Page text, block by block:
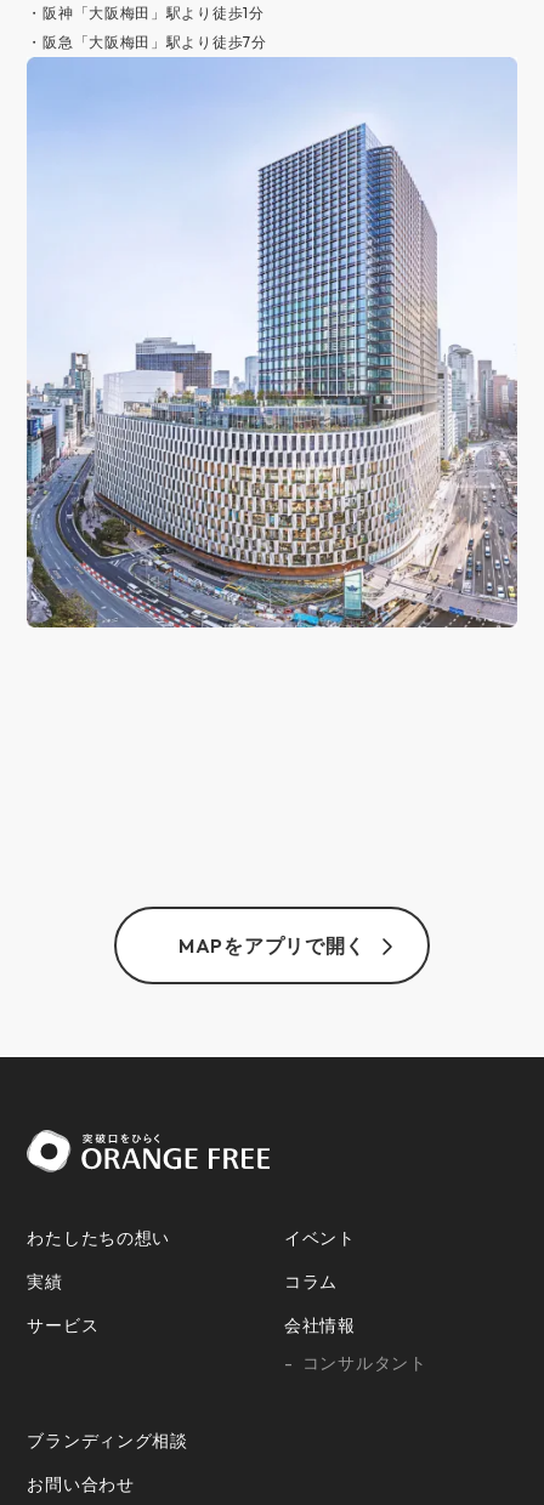
・阪神「大阪梅田」駅より徒歩1分
・阪急「大阪梅田」駅より徒歩7分
MAPをアプリで開く
わたしたちの想い
実績
サービス
イベント
コラム
会社情報
コンサルタント
ブランディング相談
お問い合わせ